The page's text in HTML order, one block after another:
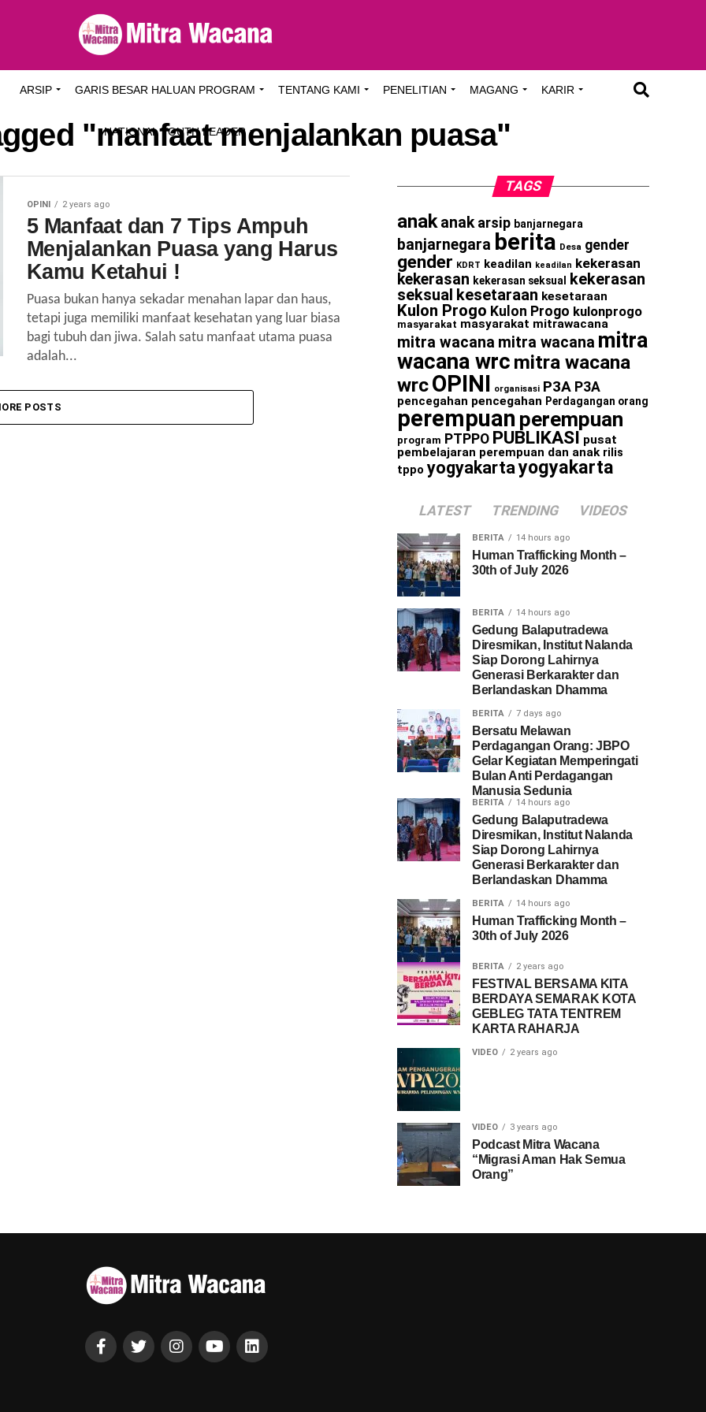
ARSIP GARIS BESAR HALUAN PROGRAM TENTANG KAMI PENELITIAN MAGANG KARIR
NATIONAL YOUTH LEADER
"manfaat menjalankan puasa"
OPINI 2 years ago
5 Manfaat dan 7 Tips Ampuh
Menjalankan Puasa yang Harus
Kamu Ketahui !
Puasa bukan hanya sekadar menahan lapar dan haus,
tetapi juga memiliki manfaat kesehatan yang luar biasa
bagi tubuh dan jiwa. Salah satu manfaat utama puasa
adalah...
POSTS
TAGS
anak anak arsip banjarnegara
banjarnegara berita Desa gender
gender KDRT keadilan keadilan kekerasan
kekerasan kekerasan seksual
kekerasan
seksual kesetaraan kesetaraan
Kulon Progo Kulon Progo kulonprogo
masyarakat masyarakat mitrawacana
mitra wacana mitra wacana mitra
wacana wrc mitra wacana
wrcOPINI organisasi P3A P3A
pencegahan pencegahan Perdagangan orang
perempuan perempuan
program PTPPO PUBLIKASI pusat
pembelajaran perempuan dan anak rilis
tppo yogyakartayogyakarta
LATEST TRENDING VIDEOS
BERITA 14 hours ago
Human Trafficking Month –
30th of July 2026
BERITA 14 hours ago
Gedung Balaputradewa
Diresmikan, Institut Nalanda
Siap Dorong Lahirnya
Generasi Berkarakter dan
Berlandaskan Dhamma
BERITA 7 days ago
Bersatu Melawan
Perdagangan Orang: JBPO
Gelar Kegiatan Memperingati
Bulan Anti Perdagangan
Manusia Sedunia
BERITA 14 hours ago
Gedung Balaputradewa
Diresmikan, Institut Nalanda
Siap Dorong Lahirnya
Generasi Berkarakter dan
Berlandaskan Dhamma
BERITA 14 hours ago
Human Trafficking Month –
30th of July 2026
BERITA 2 years ago
FESTIVAL BERSAMA KITA
BERDAYA SEMARAK KOTA
GEBLEG TATA TENTREM
KARTA RAHARJA
VIDEO 2 years ago
VIDEO 3 years ago
Podcast Mitra Wacana
“Migrasi Aman Hak Semua
Orang”